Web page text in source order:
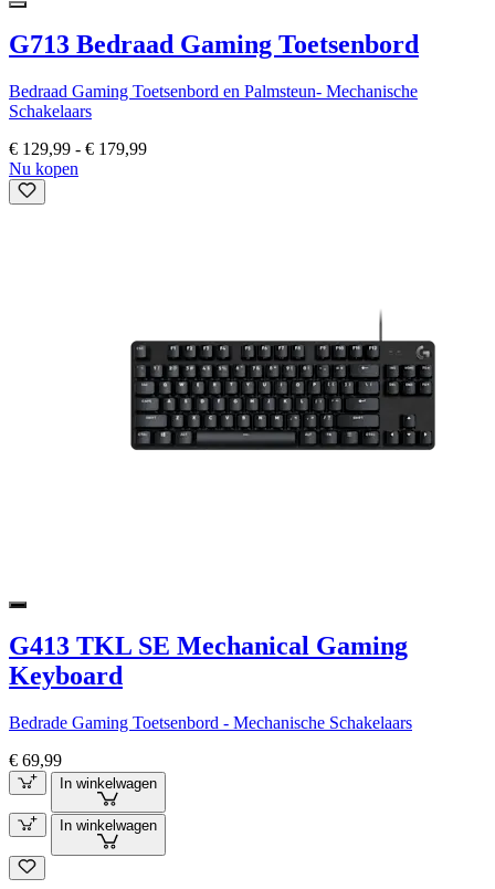
G713 Bedraad Gaming Toetsenbord
Bedraad Gaming Toetsenbord en Palmsteun- Mechanische
Schakelaars
€ 129,99 - € 179,99
Nu kopen
G413 TKL SE Mechanical Gaming
Keyboard
Bedrade Gaming Toetsenbord - Mechanische Schakelaars
€ 69,99
In winkelwagen
In winkelwagen